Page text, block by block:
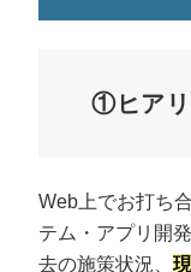
①ヒアリ
Web上でお打ち
テム・アプリ開
去の施策状況、